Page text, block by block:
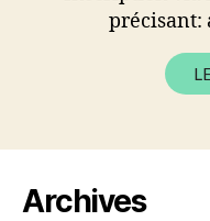
précisant:
Archives